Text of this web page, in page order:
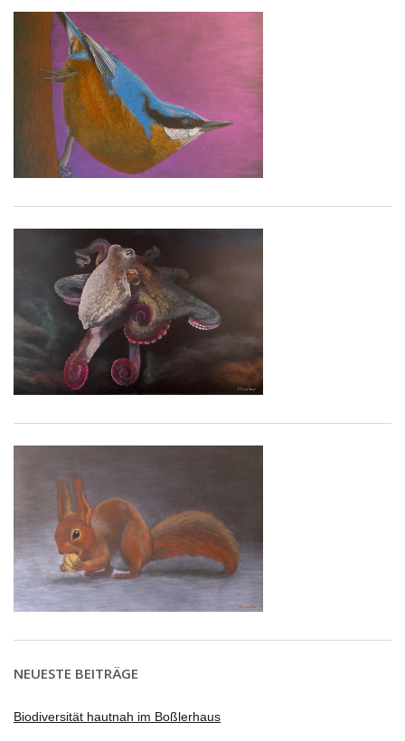
NEUESTE BEITRÄGE
Biodiversität hautnah im Boßlerhaus